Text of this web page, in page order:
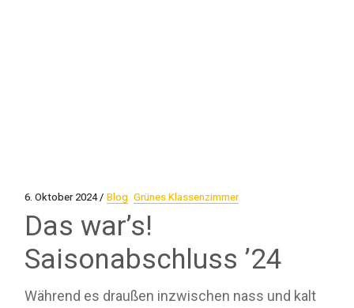
6. Oktober 2024 Blog Grünes Klassenzimmer
Das war’s!
Saisonabschluss ’24
Während es draußen inzwischen nass und kalt